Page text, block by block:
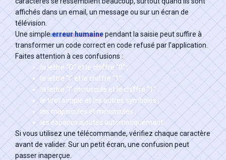
affichés dans un email, un message ou sur un écran de
télévision.
Une simpleerreur humainependant la saisie peut suffire à
transformer un code correct en code refusé par l’application.
Faites attention à ces confusions :
la lettre “O” et le chiffre “0” ;
la lettre “I” et le chiffre “1” ;
la lettre “l” minuscule et le chiffre “1” ;
le tiret simple et les autres symboles ;
les majuscules et minuscules ;
les espaces ajoutés automatiquement.
Si vous utilisez une télécommande, vérifiez chaque caractère
avant de valider. Sur un petit écran, une confusion peut
passer inaperçue.